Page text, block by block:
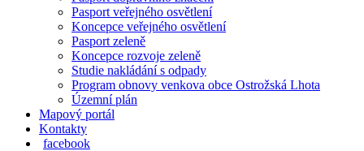
Pasport veřejného osvětlení
Koncepce veřejného osvětlení
Pasport zeleně
Koncepce rozvoje zeleně
Studie nakládání s odpady
Program obnovy venkova obce Ostrožská Lhota
Územní plán
Mapový portál
Kontakty
facebook